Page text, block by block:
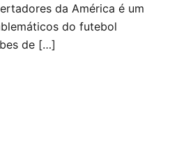
da América é um
do futebol
de […]